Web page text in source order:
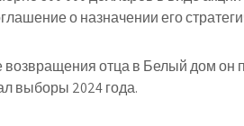
о назначении его
возвращения отца в Белый дом он
выборы 2024 года.